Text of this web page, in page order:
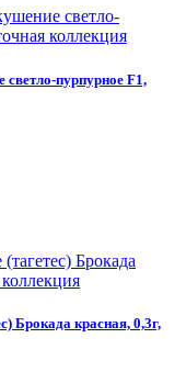
пурпурное F1,
Брокада красная, 0,3г,